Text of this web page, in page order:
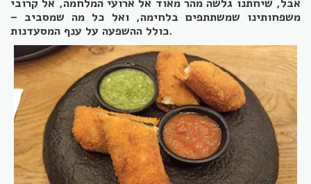
משפחותינו שמשתתפים בלחימה, ואל כל מה שמסביב –
כולל ההשפעה על ענף המסעדנות.